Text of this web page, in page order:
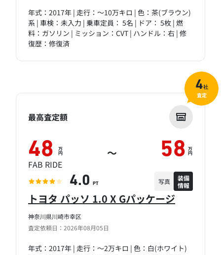
年式：2017年 | 走行：～10万キロ | 色：茶(ブラウン)
系 | 車検：未入力 | 乗車定員： 5名 | ドア： 5枚 | 燃
料：ガソリン | ミッション：CVT | ハンドル：右 | 修
復歴：修復済
神奈川県川崎市幸区
査定依頼日：2026年08月05日
トヨタ パッソ 1.0 X Gパッケージ
年式：2017年 | 走行：～2万キロ | 色：白(ホワイト)
最高査定額
48 万
円 ～ 58 万
円
FAB RIDE
4.0 PT 写真
装備
情報
4社
査定